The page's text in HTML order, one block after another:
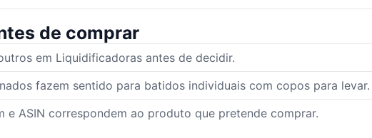
de comprar
em Liquidificadoras antes de decidir.
fazem sentido para batidos individuais com copos para levar.
e ASIN correspondem ao produto que pretende comprar.